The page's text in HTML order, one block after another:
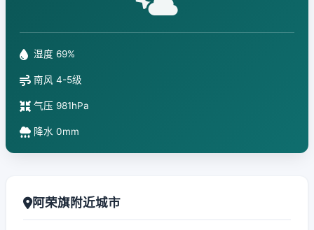
湿度 69%
南风 4-5级
气压 981hPa
降水 0mm
阿荣旗附近城市